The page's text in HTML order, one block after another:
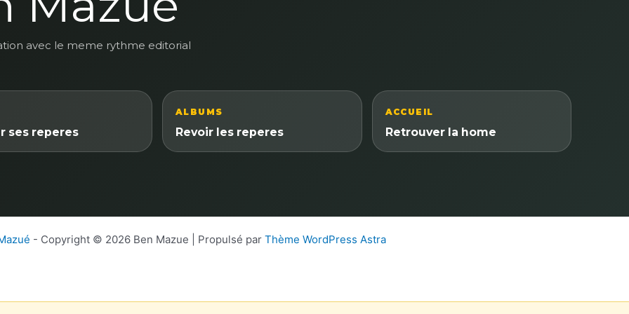
avec le meme rythme editorial
ses reperes
ALBUMS
Revoir les reperes
ACCUEIL
Retrouver la home
- Copyright © 2026 Ben Mazue | Propulsé par Thème WordPress Astra